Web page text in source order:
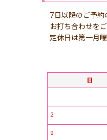
7日以降のご予約
お打ち合わせを
定休日は第一月
日
2
9